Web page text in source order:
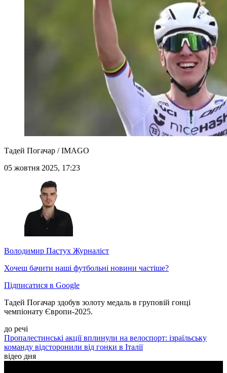
Тадей Погачар / IMAGO
05 жовтня 2025, 17:23
Володимир Пастух Журналіст
Хочеш бачити наші футбольні новини частіше?
Підписатися в Google
Тадей Погачар здобув золоту медаль в груповій гонці
чемпіонату Європи-2025.
до речі
Пропалестинські акції вплинули на велоспорт: ізраїльську
команду відсторонили від гонки в Італії
відео дня